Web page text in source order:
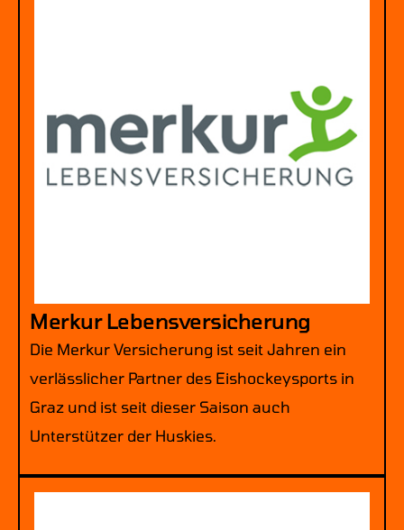
Merkur Lebensversicherung
Die Merkur Versicherung ist seit Jahren ein
verlässlicher Partner des Eishockeysports in
Graz und ist seit dieser Saison auch
Unterstützer der Huskies.